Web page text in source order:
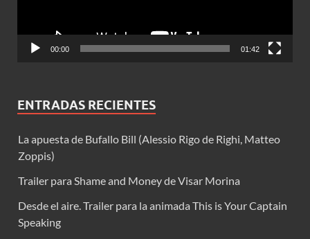
00:00 01:42
ENTRADAS RECIENTES
La apuesta de Bufallo Bill (Alessio Rigo de Righi, Matteo
Zoppis)
Trailer para Shame and Money de Visar Morina
Desde el aire. Trailer para la animada This is Your Captain
Speaking